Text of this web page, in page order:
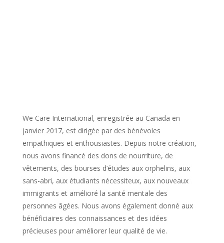
We Care International, enregistrée au Canada en
janvier 2017, est dirigée par des bénévoles
empathiques et enthousiastes. Depuis notre création,
nous avons financé des dons de nourriture, de
vêtements, des bourses d’études aux orphelins, aux
sans-abri, aux étudiants nécessiteux, aux nouveaux
immigrants et amélioré la santé mentale des
personnes âgées. Nous avons également donné aux
bénéficiaires des connaissances et des idées
précieuses pour améliorer leur qualité de vie.